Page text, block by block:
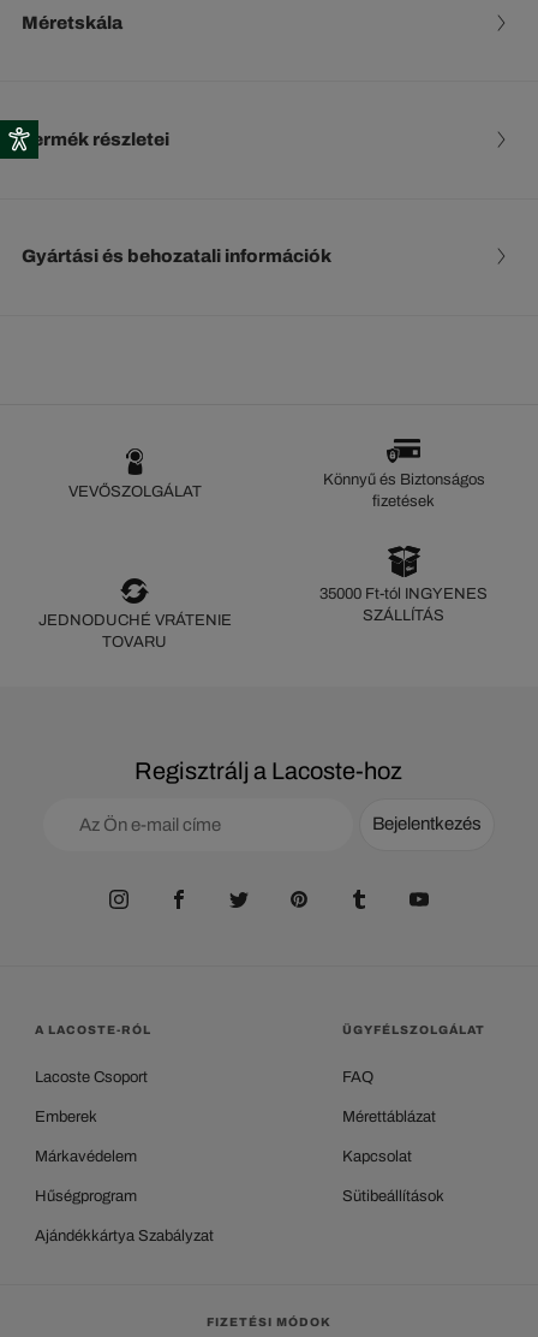
Méretskála
Termék részletei
Gyártási és behozatali információk
VEVŐSZOLGÁLAT
Könnyű és Biztonságos
fizetések
JEDNODUCHÉ VRÁTENIE
TOVARU
35000 Ft-tól INGYENES
SZÁLLÍTÁS
Regisztrálj a Lacoste-hoz
Bejelentkezés
A LACOSTE-RÓL
Lacoste Csoport
Emberek
Márkavédelem
Hűségprogram
Ajándékkártya Szabályzat
ÜGYFÉLSZOLGÁLAT
FAQ
Mérettáblázat
Kapcsolat
Sütibeállítások
FIZETÉSI MÓDOK